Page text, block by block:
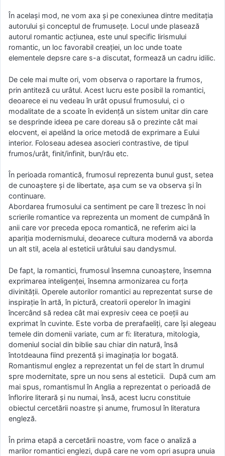
În acelaşi mod, ne vom axa şi pe conexiunea dintre meditaţia
autorului şi conceptul de frumuseţe. Locul unde plasează
autorul romantic acţiunea, este unul specific lirismului
romantic, un loc favorabil creaţiei, un loc unde toate
elementele depsre care s-a discutat, formează un cadru idilic.
De cele mai multe ori, vom observa o raportare la frumos,
prin antiteză cu urâtul. Acest lucru este posibil la romantici,
deoarece ei nu vedeau în urât opusul frumosului, ci o
modalitate de a scoate în evidenţă un sistem unitar din care
se desprinde ideea pe care doreau să o prezinte cât mai
elocvent, ei apelând la orice metodă de exprimare a Eului
interior. Foloseau adesea asocieri contrastive, de tipul
frumos/urât, finit/infinit, bun/rău etc.
În perioada romantică, frumosul reprezenta bunul gust, setea
de cunoaştere şi de libertate, aşa cum se va observa şi în
continuare.
Abordarea frumosului ca sentiment pe care îl trezesc în noi
scrierile romantice va reprezenta un moment de cumpănă în
anii care vor preceda epoca romantică, ne referim aici la
apariţia modernismului, deoarece cultura modernă va aborda
un alt stil, acela al esteticii urâtului sau dandysmul.
De fapt, la romantici, frumosul însemna cunoaştere, însemna
exprimarea inteligenţei, însemna armonizarea cu forţa
divinităţii. Operele autorilor romantici au reprezentat surse de
inspiraţie în artă, în pictură, creatorii operelor în imagini
încercând să redea cât mai expresiv ceea ce poeţii au
exprimat în cuvinte. Este vorba de prerafaeliţi, care îşi alegeau
temele din domenii variate, cum ar fi: literatura, mitologia,
domeniul social din biblie sau chiar din natură, însă
întotdeauna fiind prezentă şi imaginaţia lor bogată.
Romantismul englez a reprezentat un fel de start în drumul
spre modernitate, spre un nou sens al esteticii. După cum am
mai spus, romantismul în Anglia a reprezentat o perioadă de
înflorire literară şi nu numai, însă, acest lucru constituie
obiectul cercetării noastre şi anume, frumosul în literatura
engleză.
În prima etapă a cercetării noastre, vom face o analiză a
marilor romantici englezi, după care ne vom opri asupra unuia